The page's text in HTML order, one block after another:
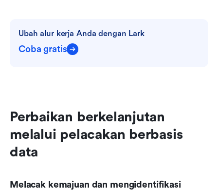
Ubah alur kerja Anda dengan Lark
Coba gratis
Perbaikan berkelanjutan
melalui pelacakan berbasis
data
Melacak kemajuan dan mengidentifikasi